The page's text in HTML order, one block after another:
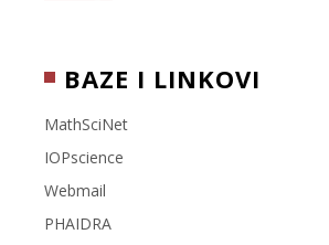
BAZE I LINKOVI
MathSciNet
IOPscience
Webmail
PHAIDRA